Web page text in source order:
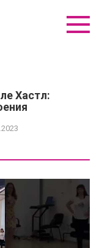
Хастл: